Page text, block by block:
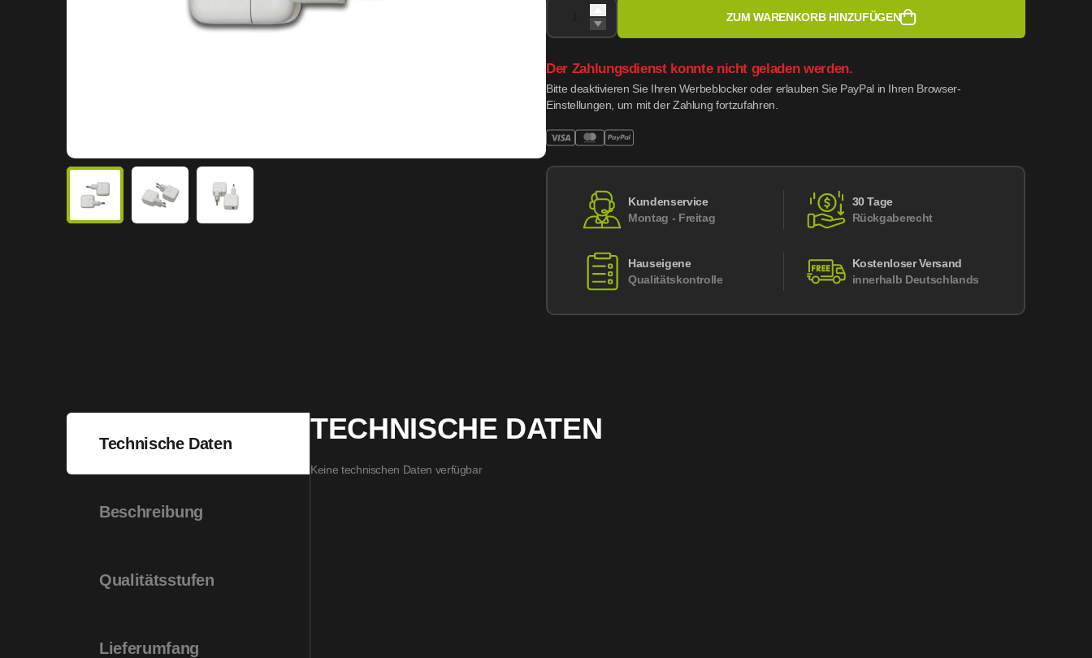
ZUM WARENKORB HINZUFÜGEN
Der Zahlungsdienst konnte nicht geladen werden.
Bitte deaktivieren Sie Ihren Werbeblocker oder erlauben Sie PayPal in Ihren Browser-
Einstellungen, um mit der Zahlung fortzufahren.
Kundenservice
Montag - Freitag
30 Tage
Rückgaberecht
Hauseigene
Qualitätskontrolle
Kostenloser Versand
innerhalb Deutschlands
Technische Daten
Beschreibung
Qualitätsstufen
Lieferumfang
TECHNISCHE DATEN
Keine technischen Daten verfügbar